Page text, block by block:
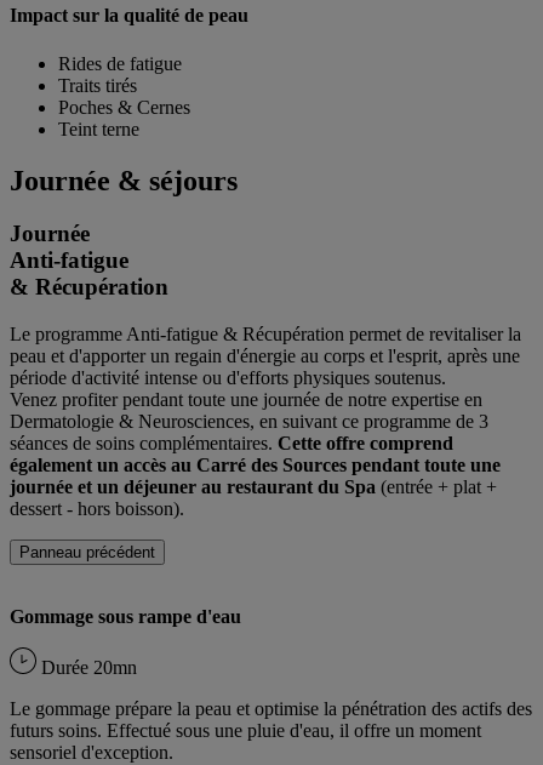
Impact sur la qualité de peau
Rides de fatigue
Traits tirés
Poches & Cernes
Teint terne
Journée & séjours
Journée
Anti-fatigue
& Récupération
Le programme Anti-fatigue & Récupération permet de revitaliser la
peau et d'apporter un regain d'énergie au corps et l'esprit, après une
période d'activité intense ou d'efforts physiques soutenus.
Venez profiter pendant toute une journée de notre expertise en
Dermatologie & Neurosciences, en suivant ce programme de 3
séances de soins complémentaires. Cette offre comprend
également un accès au Carré des Sources pendant toute une
journée et un déjeuner au restaurant du Spa (entrée + plat +
dessert - hors boisson).
Panneau précédent
Gommage sous rampe d'eau
Durée 20mn
Le gommage prépare la peau et optimise la pénétration des actifs des
futurs soins. Effectué sous une pluie d'eau, il offre un moment
sensoriel d'exception.